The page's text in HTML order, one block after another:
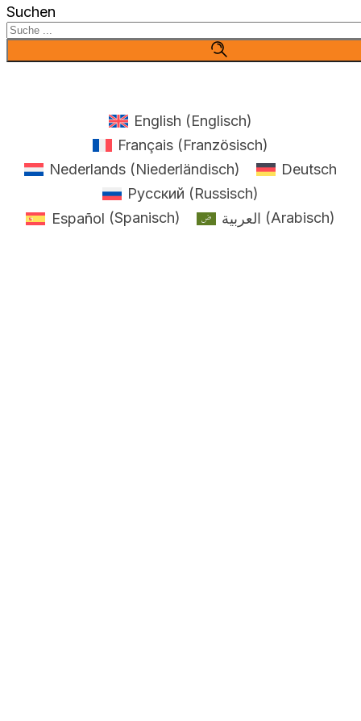
Suchen
English (Englisch)
Français (Französisch)
Nederlands (Niederländisch)
Deutsch
Русский (Russisch)
Español (Spanisch) العربية (Arabisch)